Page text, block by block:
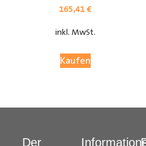
165,41€
inkl. MwSt.
Kaufen
Der